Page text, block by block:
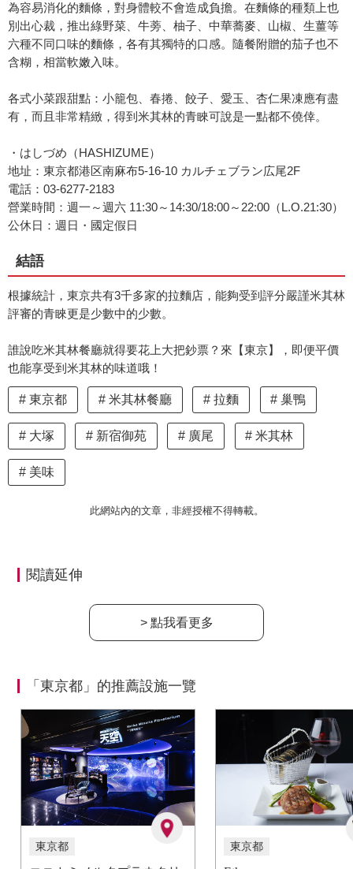
為容易消化的麵條，對身體較不會造成負擔。在麵條的種類上也
別出心裁，推出綠野菜、牛蒡、柚子、中華蕎麥、山椒、生薑等
六種不同口味的麵條，各有其獨特的口感。隨餐附贈的茄子也不
含糊，相當軟嫩入味。
各式小菜跟甜點：小籠包、春捲、餃子、愛玉、杏仁果凍應有盡
有，而且非常精緻，得到米其林的青睞可說是一點都不僥倖。
・はしづめ（HASHIZUME）
地址：東京都港区南麻布5-16-10 カルチェブラン広尾2F
電話：03-6277-2183
營業時間：週一～週六 11:30～14:30/18:00～22:00（L.O.21:30）
公休日：週日・國定假日
結語
根據統計，東京共有3千多家的拉麵店，能夠受到評分嚴謹米其林
評審的青睞更是少數中的少數。
誰說吃米其林餐廳就得要花上大把鈔票？來【東京】，即便平價
也能享受到米其林的味道哦！
東京都 米其林餐廳 拉麵 巢鴨
大塚 新宿御苑 廣尾 米其林
美味
此網站內的文章，非經授權不得轉載。
閱讀延伸
> 點我看更多
「東京都」的推薦設施一覽
東京都 東京都